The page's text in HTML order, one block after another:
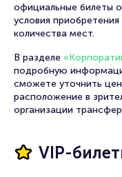
официальные билеты
условия
количества мест.
В разделе
подробную
сможете уточнить
расположение в
организации
VIP-